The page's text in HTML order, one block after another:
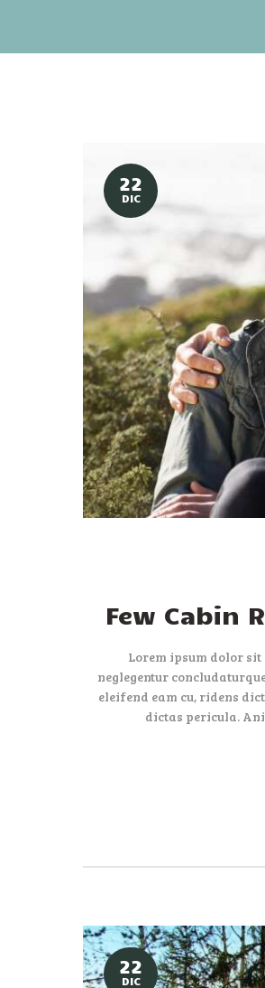
22
DIC
Few Cabin
Lorem ipsum dolor sit
neglegentur
eleifend eam cu, ridens
dictas pericula.
22
DIC